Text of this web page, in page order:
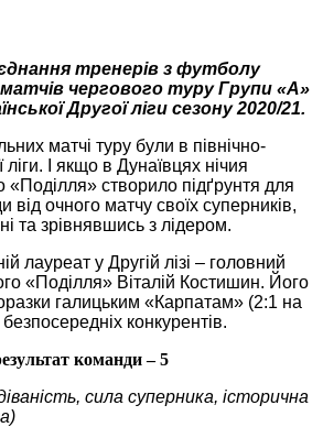
тренерів з футболу
матчів чергового туру Групи «А»
Другої ліги сезону 2020/21.
матчі туру були в північно-
ліги. І якщо в Дунаївцях нічия
«Поділля» створило підґрунтя для
від очного матчу своїх суперників,
та зрівнявшись з лідером.
лауреат у Другій лізі – головний
«Поділля» Віталій Костишин. Його
галицьким «Карпатам» (2:1 на
конкурентів.
команди – 5
сила суперника, історична